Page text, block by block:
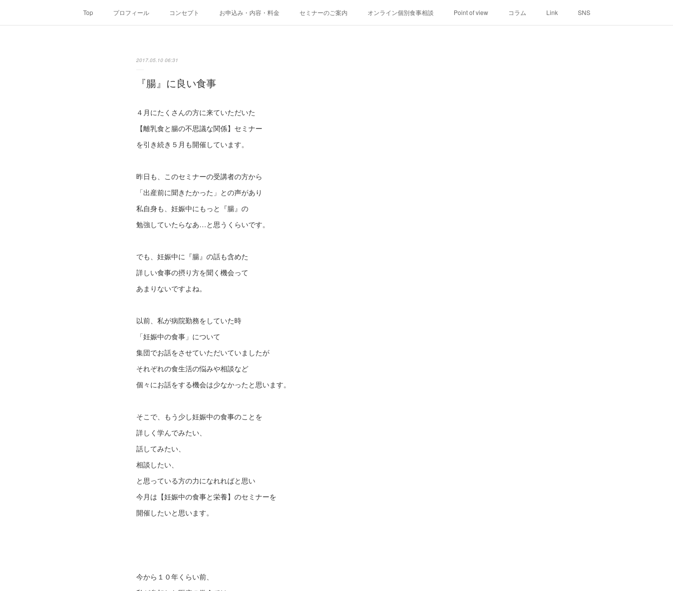
Top プロフィール コンセプト お申込み・内容・料金 セミナーのご案内 オンライン個別食事相談 Point of view コラム Link SNS
2017.05.10 06:31
『腸』に良い食事
４月にたくさんの方に来ていただいた
【離乳食と腸の不思議な関係】セミナー
を引き続き５月も開催しています。
昨日も、このセミナーの受講者の方から
「出産前に聞きたかった」との声があり
私自身も、妊娠中にもっと『腸』の
勉強していたらなあ…と思うくらいです。
でも、妊娠中に『腸』の話も含めた
詳しい食事の摂り方を聞く機会って
あまりないですよね。
以前、私が病院勤務をしていた時
「妊娠中の食事」について
集団でお話をさせていただいていましたが
それぞれの食生活の悩みや相談など
個々にお話をする機会は少なかったと思います。
そこで、もう少し妊娠中の食事のことを
詳しく学んでみたい、
話してみたい、
相談したい、
と思っている方の力になれればと思い
今月は【妊娠中の食事と栄養】のセミナーを
開催したいと思います。
今から１０年くらい前、